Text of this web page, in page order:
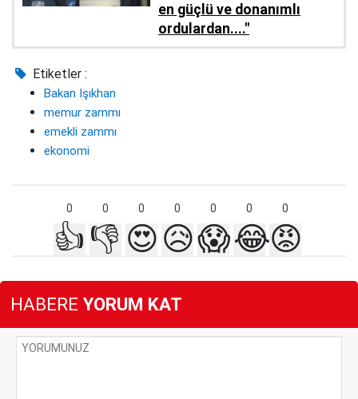
en güçlü ve donanımlı
ordulardan....''
Etiketler :
Bakan Işıkhan
memur zammı
emekli zammı
ekonomi
0 0 0 0 0 0 0
👍 👎 😍😥😱😂😡
HABERE YORUM KAT